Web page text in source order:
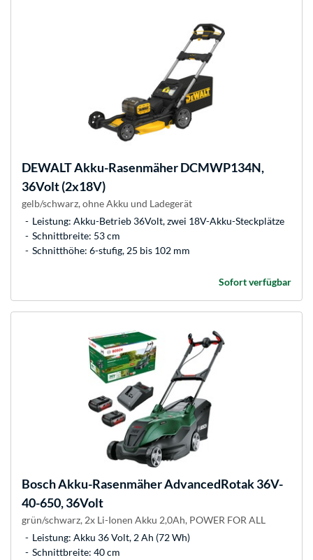
DEWALTAkku-Rasenmäher DCMWP134N,
36Volt (2x18V)
gelb/schwarz, ohne Akku und Ladegerät
Leistung: Akku-Betrieb 36Volt, zwei 18V-Akku-Steckplätze
Schnittbreite: 53 cm
Schnitthöhe: 6-stufig, 25 bis 102 mm
Sofort verfügbar
BoschAkku-Rasenmäher AdvancedRotak 36V-
40-650, 36Volt
grün/schwarz, 2x Li-Ionen Akku 2,0Ah, POWER FOR ALL
Leistung: Akku 36 Volt, 2 Ah (72 Wh)
Schnittbreite: 40 cm